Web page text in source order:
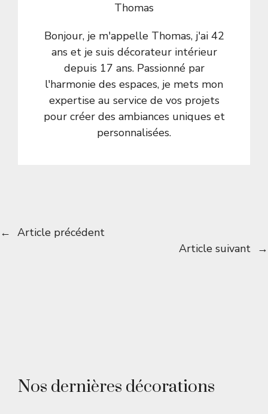
Thomas
Bonjour, je m'appelle Thomas, j'ai 42
ans et je suis décorateur intérieur
depuis 17 ans. Passionné par
l'harmonie des espaces, je mets mon
expertise au service de vos projets
pour créer des ambiances uniques et
personnalisées.
← Article précédent
Article suivant →
Nos dernières décorations